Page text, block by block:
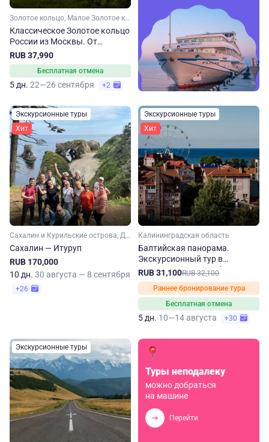
Золотое кольцо, Малое Золотое кольцо, Ярославская область, Ивановская область, Костромская область, Владимирская область, Московская область
Классическое Золотое кольцо
России из Москвы. От
Сергиева Посада до
Владимира
RUB 37,990
Бесплатная отмена
5 дн. 22—26 сентября +2
Экскурсионные туры
Хит
Сахалин и Курильские острова, Дальний Восток
Сахалин — Итуруп
RUB 170,000
10 дн. 30 августа — 8 сентября
+26
Экскурсионные туры
Хит
Калининградская область
Балтийская панорама.
Экскурсионный тур в
Калининградскую область
RUB 31,100RUB 32,100
Раннее бронирование тура
Бесплатная отмена
5 дн. 10—14 августа +30
Экскурсионные туры
Туры неподалеку
можно добраться
на машине
Перейти